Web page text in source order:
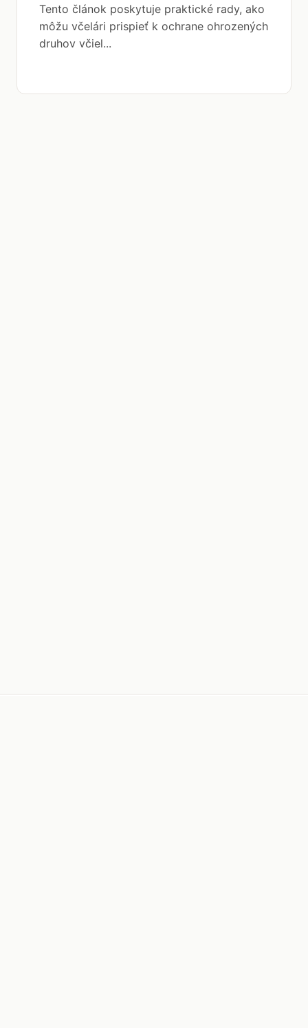
Tento článok poskytuje praktické rady, ako
môžu včelári prispieť k ochrane ohrozených
druhov včiel...